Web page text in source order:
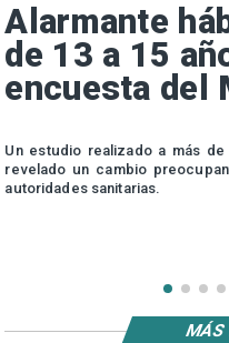
Alarmante
de 13 a 15
encuesta del
Un estudio realizado a más
revelado un cambio
autoridades sanitarias.
MÁS